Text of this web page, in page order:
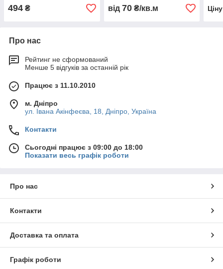
494 ₴ від 70₴/кв.м
Про нас
Рейтинг не сформований
Менше 5 відгуків за останній рік
Працює з 11.10.2010
м. Дніпро
ул. Івана Акінфеєва, 18, Дніпро, Україна
Контакти
Сьогодні працює з 09:00 до 18:00
Показати весь графік роботи
Про нас
Контакти
Доставка та оплата
Графік роботи